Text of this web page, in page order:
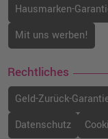
Hausmarken-
Mit uns werben!
Rechtliches
Geld-Zurück-
Datenschutz